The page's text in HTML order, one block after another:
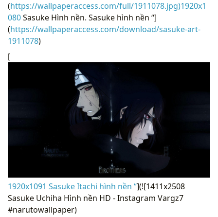
(https://wallpaperaccess.com/full/1911078.jpg)1920x1
080Sasuke Hình nền. Sasuke hình nền “]
(https://wallpaperaccess.com/download/sasuke-art-
1911078)
[
1920x1091 Sasuke Itachi hình nền “](![1411x2508
Sasuke Uchiha Hình nền HD - Instagram Vargz7
#narutowallpaper)